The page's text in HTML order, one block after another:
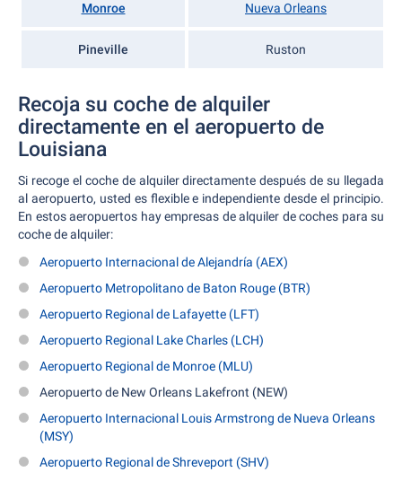
Monroe Nueva Orleans
Pineville Ruston
Recoja su coche de alquiler
directamente en el aeropuerto de
Louisiana
Si recoge el coche de alquiler directamente después de su llegada
al aeropuerto, usted es flexible e independiente desde el principio.
En estos aeropuertos hay empresas de alquiler de coches para su
coche de alquiler:
Aeropuerto Internacional de Alejandría (AEX)
Aeropuerto Metropolitano de Baton Rouge (BTR)
Aeropuerto Regional de Lafayette (LFT)
Aeropuerto Regional Lake Charles (LCH)
Aeropuerto Regional de Monroe (MLU)
Aeropuerto de New Orleans Lakefront (NEW)
Aeropuerto Internacional Louis Armstrong de Nueva Orleans
(MSY)
Aeropuerto Regional de Shreveport (SHV)